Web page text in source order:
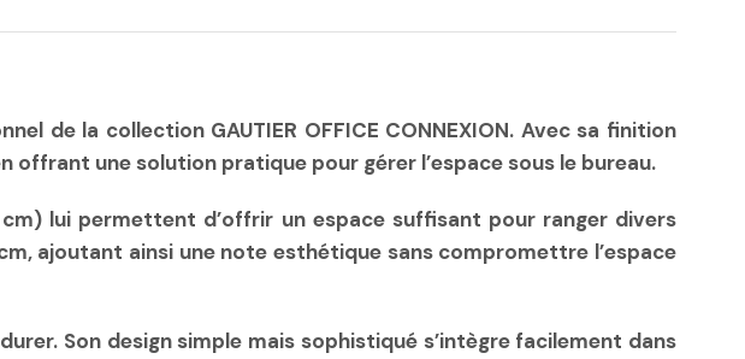
de la collection GAUTIER OFFICE CONNEXION. Avec sa finition
une solution pratique pour gérer l’espace sous le bureau.
lui permettent d’offrir un espace suffisant pour ranger divers
ajoutant ainsi une note esthétique sans compromettre l’espace
Son design simple mais sophistiqué s’intègre facilement dans